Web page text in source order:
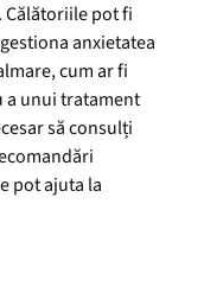
. Călătoriile pot fi
anxietatea
cum ar fi
a unui tratament
să consulți
pot ajuta la